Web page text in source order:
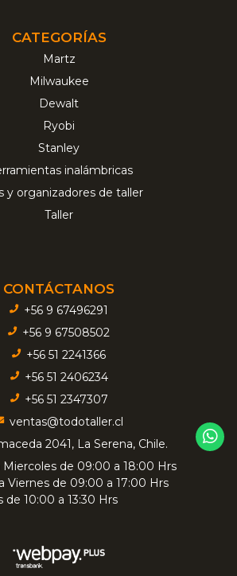
CATEGORÍAS
Martz
Milwaukee
Dewalt
Ryobi
Stanley
inalámbricas
y organizadores de taller
Taller
CONTÁCTANOS
+56 9 67496291
+56 9 67508502
+56 51 2241366
+56 51 2406234
+56 51 2347307
ventas@todotaller.cl
2041, La Serena, Chile.
Miercoles de 09:00 a 18:00 Hrs
Viernes de 09:00 a 17:00 Hrs
de 10:00 a 13:30 Hrs